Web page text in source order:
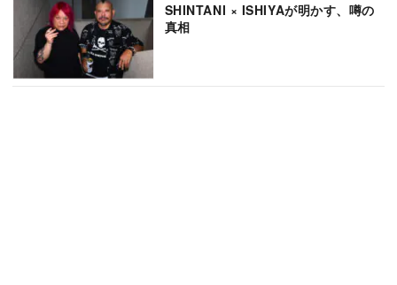
SHINTANI × ISHIYAが明かす、噂の
真相